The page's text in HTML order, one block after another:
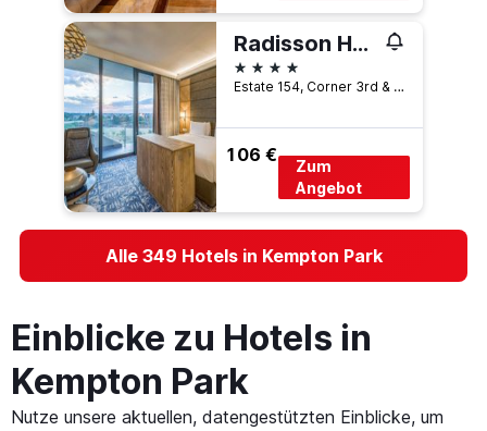
Radisson Hotel & Convention Centre Johannesburg
4 Sterne
Estate 154, Corner 3rd & 6th Avenue, Kempton Park, Gauteng, Südafrika
106 €
Zum
Angebot
Alle 349 Hotels in Kempton Park
Einblicke zu Hotels in
Kempton Park
Nutze unsere aktuellen, datengestützten Einblicke, um